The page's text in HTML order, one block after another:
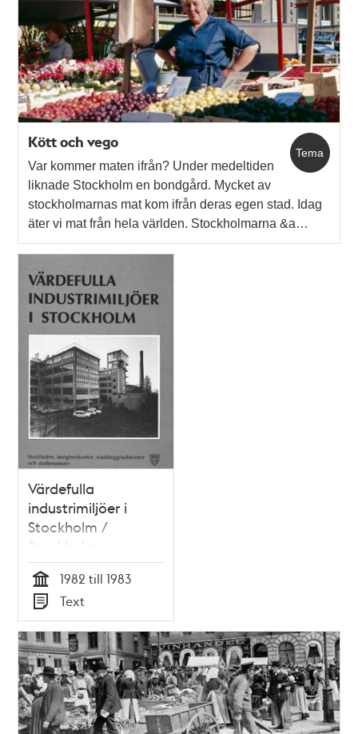
Tema
Kött och vego
Var kommer maten ifrån? Under medeltiden
liknade Stockholm en bondgård. Mycket av
stockholmarnas mat kom ifrån deras egen stad. Idag
äter vi mat från hela världen. Stockholmarna &a…
Värdefulla
industrimiljöer i
Stockholm /
Stockholms
stadsmuseum
Tid
1982 till 1983
Typ
Text